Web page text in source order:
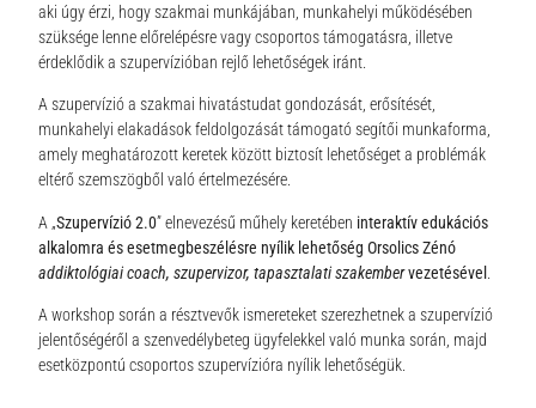
aki úgy érzi, hogy szakmai munkájában, munkahelyi működésében
szüksége lenne előrelépésre vagy csoportos támogatásra, illetve
érdeklődik a szupervízióban rejlő lehetőségek iránt.
A szupervízió a szakmai hivatástudat gondozását, erősítését,
munkahelyi elakadások feldolgozását támogató segítői munkaforma,
amely meghatározott keretek között biztosít lehetőséget a problémák
eltérő szemszögből való értelmezésére.
A „Szupervízió 2.0” elnevezésű műhely keretében interaktív edukációs
alkalomra és esetmegbeszélésre nyílik lehetőség Orsolics Zénó
addiktológiai coach, szupervizor, tapasztalati szakembervezetésével
A workshop során a résztvevők ismereteket szerezhetnek a szupervízió
jelentőségéről a szenvedélybeteg ügyfelekkel való munka során, majd
esetközpontú csoportos szupervízióra nyílik lehetőségük.